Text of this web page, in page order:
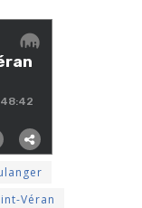
Véran